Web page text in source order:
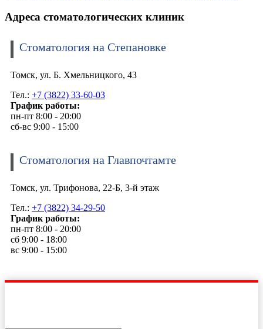
Адреса стоматологических клиник
Стоматология на Степановке
Томск, ул. Б. Хмельницкого, 43
Тел.: +7 (3822) 33-60-03
График работы:
пн-пт 8:00 - 20:00
сб-вс 9:00 - 15:00
Стоматология на Главпочтамте
Томск, ул. Трифонова, 22-Б, 3-й этаж
Тел.: +7 (3822) 34-29-50
График работы:
пн-пт 8:00 - 20:00
сб 9:00 - 18:00
вс 9:00 - 15:00